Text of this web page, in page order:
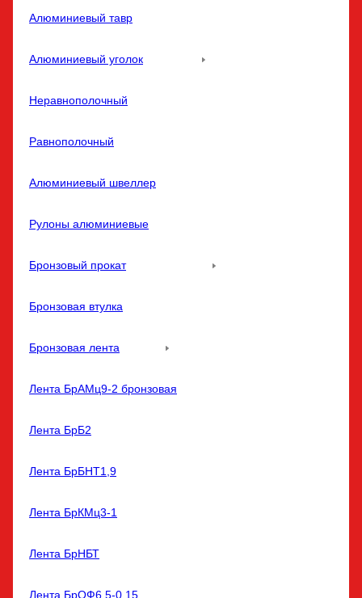
Алюминиевый тавр
Алюминиевый уголок
Неравнополочный
Равнополочный
Алюминиевый швеллер
Рулоны алюминиевые
Бронзовый прокат
Бронзовая втулка
Бронзовая лента
Лента БрАМц9-2 бронзовая
Лента БрБ2
Лента БрБНТ1,9
Лента БрКМц3-1
Лента БрНБТ
Лента БрОФ6,5-0,15